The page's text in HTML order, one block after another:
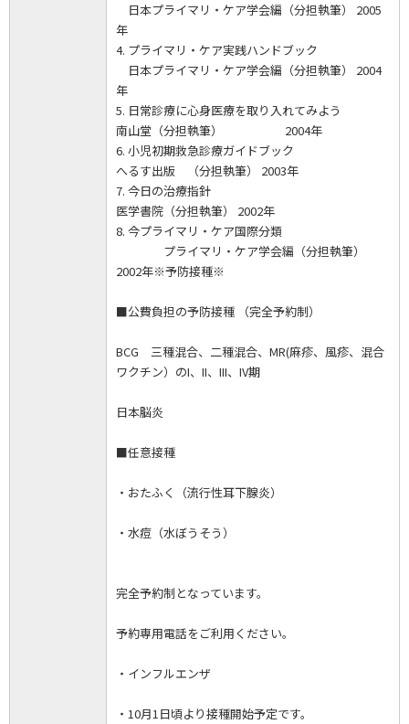
日本プライマリ・ケア学会編（分担執筆） 2005
年
4. プライマリ・ケア実践ハンドブック
日本プライマリ・ケア学会編（分担執筆） 2004
年
5. 日常診療に心身医療を取り入れてみよう
南山堂（分担執筆） 2004年
6. 小児初期救急診療ガイドブック
へるす出版 （分担執筆） 2003年
7. 今日の治療指針
医学書院（分担執筆） 2002年
8. 今プライマリ・ケア国際分類
プライマリ・ケア学会編（分担執筆）
2002年※予防接種※
■公費負担の予防接種 （完全予約制）
BCG 三種混合、二種混合、MR(麻疹、風疹、混合
ワクチン）のI、II、III、IV期
日本脳炎
■任意接種
・おたふく（流行性耳下腺炎）
・水痘（水ぼうそう）
完全予約制となっています。
予約専用電話をご利用ください。
・インフルエンザ
・10月1日頃より接種開始予定です。